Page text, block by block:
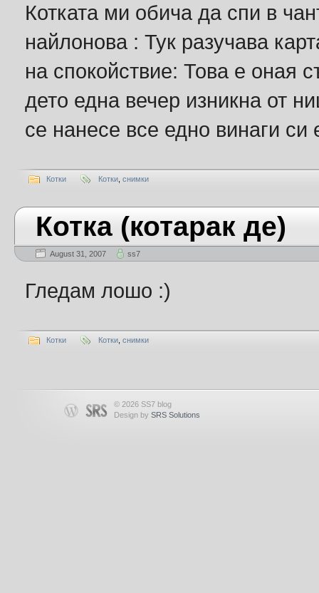
Котката ми обича да спи в
найлонова : Тук разучава
на спокойствие: Това е оная
дето една вечер изникна от
се нанесе все едно винаги
Котки Котки снимки
Котка (котарак де)
August 31, 2007 ss7
Гледам лошо :)
Котки Котки снимки
© 2026 SS7 blog
Design by SRS Solutions